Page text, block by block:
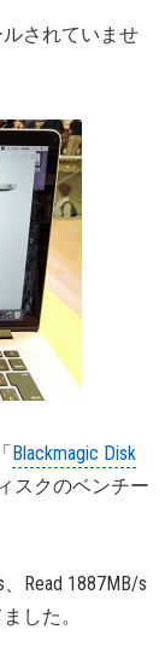
されていませ
Blackmagic Disk
スクのベンチー
Read 1887MB/s
した。